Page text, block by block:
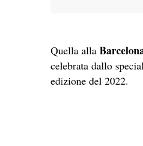
Quella alla
celebrata dallo
edizione del 2022.